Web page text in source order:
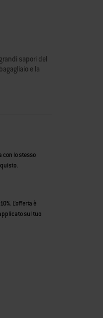
sapori del
e la
con lo stesso
L’offerta è
sul tuo